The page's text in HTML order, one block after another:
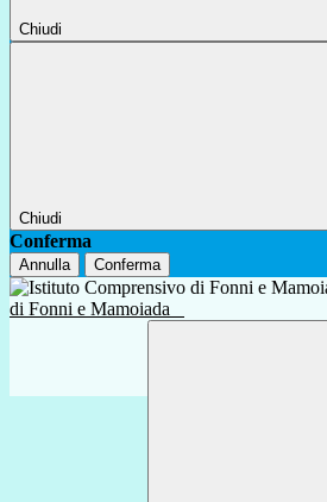
Chiudi
Chiudi
Conferma
Annulla Conferma
di Fonni e Mamoiada